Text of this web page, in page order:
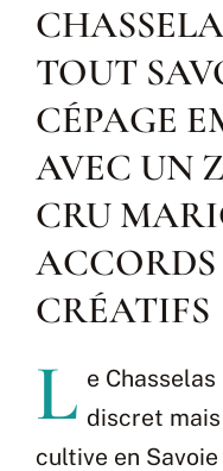
TOUT
CÉPAGE
AVEC UN
CRU
CRÉATIFS
L e
discret mais
cultive en